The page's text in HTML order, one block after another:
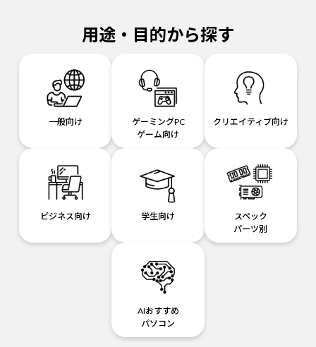
用途・目的から探す
一般向け
ゲーミングPC
ゲーム向け
クリエイティブ向け
ビジネス向け 学生向け
スペック
パーツ別
AIおすすめ
パソコン